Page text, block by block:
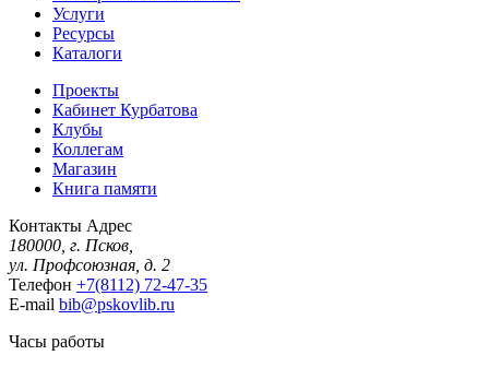
Услуги
Ресурсы
Каталоги
Проекты
Кабинет Курбатова
Клубы
Коллегам
Магазин
Книга памяти
Контакты Адрес
180000, г. Псков,
ул. Профсоюзная, д. 2
Телефон +7(8112) 72-47-35
E-mail bib@pskovlib.ru
Часы работы